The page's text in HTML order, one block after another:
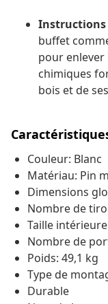
buffet
pour enlever
chimiques
bois et de
Couleur: Blanc
Matériau: Pin
Dimensions
Nombre de
Taille
Nombre de
Poids: 49,1 kg
Type de
Durable